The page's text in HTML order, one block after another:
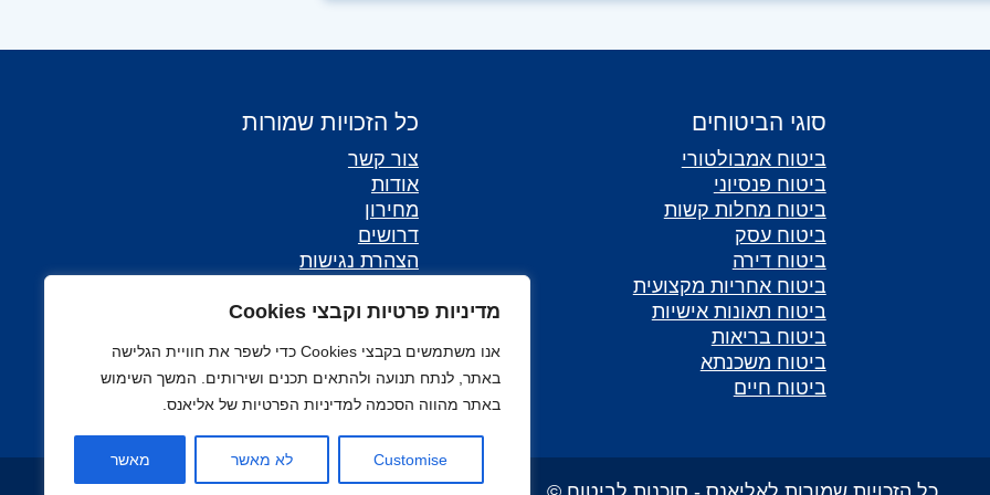
מדיניות פרטיות וקבצי Cookies
אנו משתמשים בקבצי Cookies כדי לשפר את חוויית הגלישה
באתר, לנתח תנועה ולהתאים תכנים ושירותים. המשך השימוש
באתר מהווה הסכמה למדיניות הפרטיות של אליאנס.
Customise לא מאשר מאשר
סוגי הביטוחים
ביטוח אמבולטורי
ביטוח פנסיוני
ביטוח מחלות קשות
ביטוח עסק
ביטוח דירה
ביטוח אחריות מקצועית
ביטוח תאונות אישיות
ביטוח בריאות
ביטוח משכנתא
ביטוח חיים
כל הזכויות שמורות
צור קשר
אודות
מחירון
דרושים
הצהרת נגישות